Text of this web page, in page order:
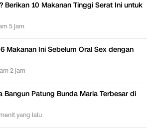
Berikan 10 Makanan Tinggi Serat Ini untuk
5 jam
Makanan Ini Sebelum Oral Sex dengan
2 jam
Bangun Patung Bunda Maria Terbesar di
yang lalu